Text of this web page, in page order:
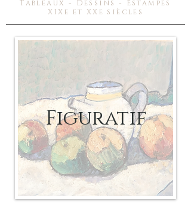
Tableaux - Dessins - Estampes
XIXe et XXe siècles
Figuratif